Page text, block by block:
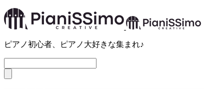
ピアノ初心者、ピアノ大好きな集まれ♪